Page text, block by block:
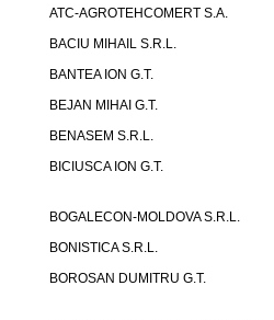
ATC-AGROTEHCOMERT S.A.
BACIU MIHAIL S.R.L.
BANTEA ION G.T.
BEJAN MIHAI G.T.
BENASEM S.R.L.
BICIUSCA ION G.T.
BOGALECON-MOLDOVA S.R.L.
BONISTICA S.R.L.
BOROSAN DUMITRU G.T.